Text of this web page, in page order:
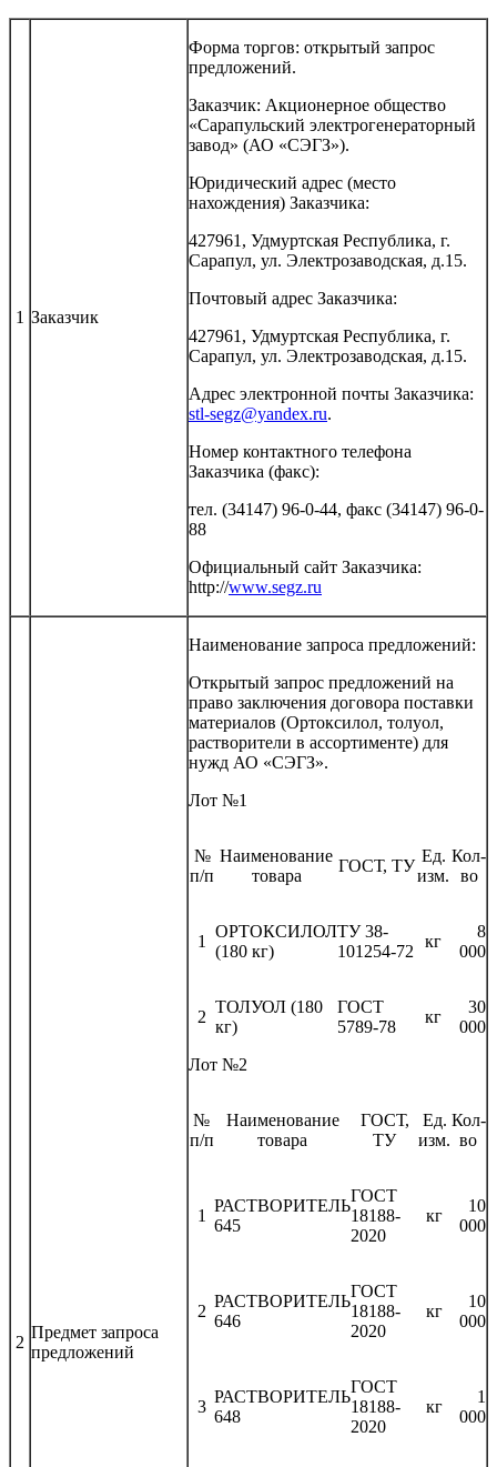
1 Заказчик
Форма торгов: открытый запрос
предложений.
Заказчик: Акционерное общество
«Сарапульский электрогенераторный
завод» (АО «СЭГЗ»).
Юридический адрес (место
нахождения) Заказчика:
427961, Удмуртская Республика, г.
Сарапул, ул. Электрозаводская, д.15.
Почтовый адрес Заказчика:
427961, Удмуртская Республика, г.
Сарапул, ул. Электрозаводская, д.15.
Адрес электронной почты Заказчика:
stl-segz@yandex.ru.
Номер контактного телефона
Заказчика (факс):
тел. (34147) 96-0-44, факс (34147) 96-0-
88
Официальный сайт Заказчика:
http://www.segz.ru
2
Предмет запроса
предложений
Наименование запроса предложений:
Открытый запрос предложений на
право заключения договора поставки
материалов (Ортоксилол, толуол,
растворители в ассортименте) для
нужд АО «СЭГЗ».
Лот №1
№
п/п
Наименование
товара
ГОСТ, ТУ
Ед.
изм.
Кол-
во
1
ОРТОКСИЛОЛ
(180 кг)
ТУ 38-
101254-72
кг
8
000
2
ТОЛУОЛ (180
кг)
ГОСТ
5789-78
кг
30
000
Лот №2
№
п/п
Наименование
товара
ГОСТ,
ТУ
Ед.
изм.
Кол-
во
1
РАСТВОРИТЕЛЬ
645
ГОСТ
18188-
2020
кг
10
000
2
РАСТВОРИТЕЛЬ
646
ГОСТ
18188-
2020
кг
10
000
3
РАСТВОРИТЕЛЬ
648
ГОСТ
18188-
2020
кг
1
000